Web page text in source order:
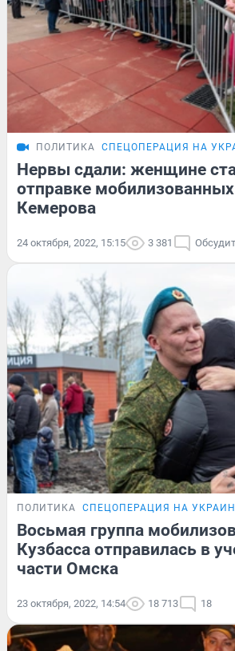
ПОЛИТИКА СПЕЦОПЕРАЦИЯ НА
Нервы сдали: женщине
отправке
Кемерова
24 октября, 2022, 15:15 3 381
ПОЛИТИКА СПЕЦОПЕРАЦИЯ НА
Восьмая группа
Кузбасса отправилась в
части Омска
23 октября, 2022, 14:54 18 713 18